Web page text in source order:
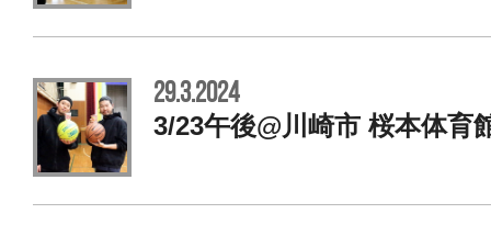
29.3.2024
3/23午後@川崎市 桜本体